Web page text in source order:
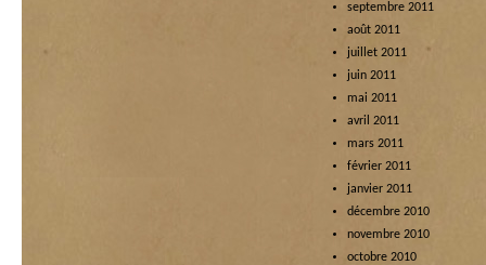
septembre 2011
août 2011
juillet 2011
juin 2011
mai 2011
avril 2011
mars 2011
février 2011
janvier 2011
décembre 2010
novembre 2010
octobre 2010